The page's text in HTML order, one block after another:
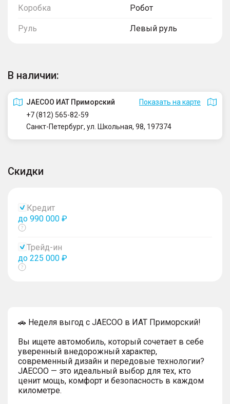
Коробка Робот
Руль Левый руль
В наличии:
JAECOO ИАТ Приморский
Показать на карте
+7 (812) 565-82-59
Санкт-Петербург, ул. Школьная, 98, 197374
Скидки
Кредит
до 990 000 ₽
Показать
Трейд-ин
до 225 000 ₽
Показать
🚗 Неделя выгод с JAECOO в ИАТ Приморский!
Вы ищете автомобиль, который сочетает в себе
уверенный внедорожный характер,
современный дизайн и передовые технологии?
JAECOO — это идеальный выбор для тех, кто
ценит мощь, комфорт и безопасность в каждом
километре.